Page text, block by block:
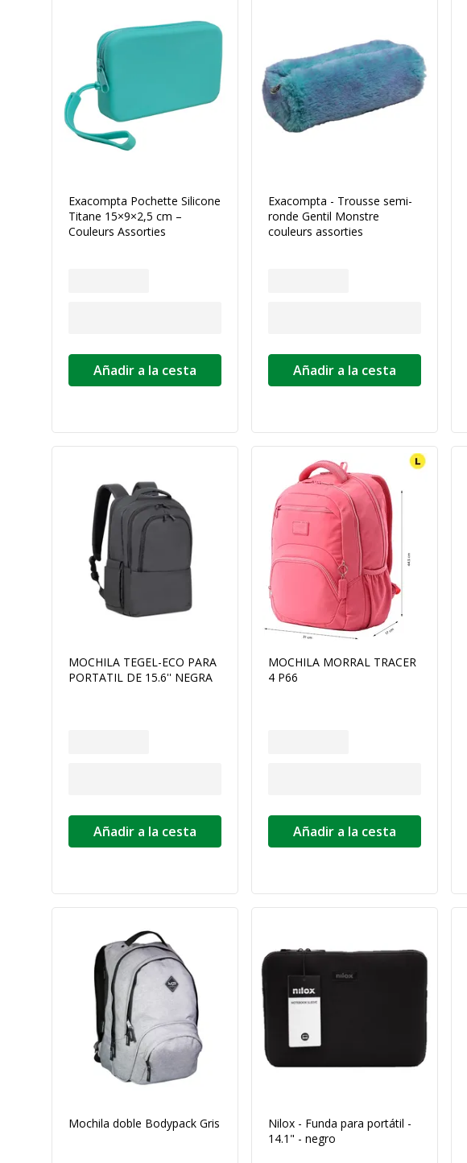
Exacompta Pochette Silicone
Titane 15×9×2,5 cm –
Couleurs Assorties
Añadir a la cesta
Exacompta - Trousse semi-
ronde Gentil Monstre
couleurs assorties
Añadir a la cesta
MOCHILA TEGEL-ECO PARA
PORTATIL DE 15.6'' NEGRA
Añadir a la cesta
MOCHILA MORRAL TRACER
4 P66
Añadir a la cesta
Mochila doble Bodypack Gris
Nilox - Funda para portátil -
14.1" - negro